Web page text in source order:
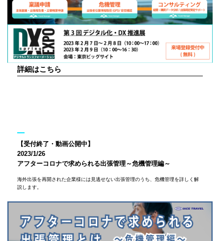
詳細はこちら
【受付終了・動画公開中】
2023/1/26
アフターコロナで求められる出張管理～危機管理編～
海外出張を再開された企業様には見逃せない出張管理のうち、危機管理を詳しく解
説します。